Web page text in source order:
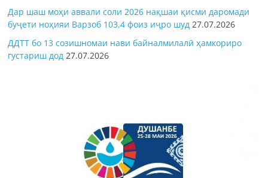
Дар шаш моҳи аввали соли 2026 нақшаи қисми даромади
буҷети ноҳияи Варзоб 103,4 фоиз иҷро шуд 27.07.2026
ДДТТ бо 13 созишномаи нави байналмилалӣ ҳамкориро
густариш дод 27.07.2026